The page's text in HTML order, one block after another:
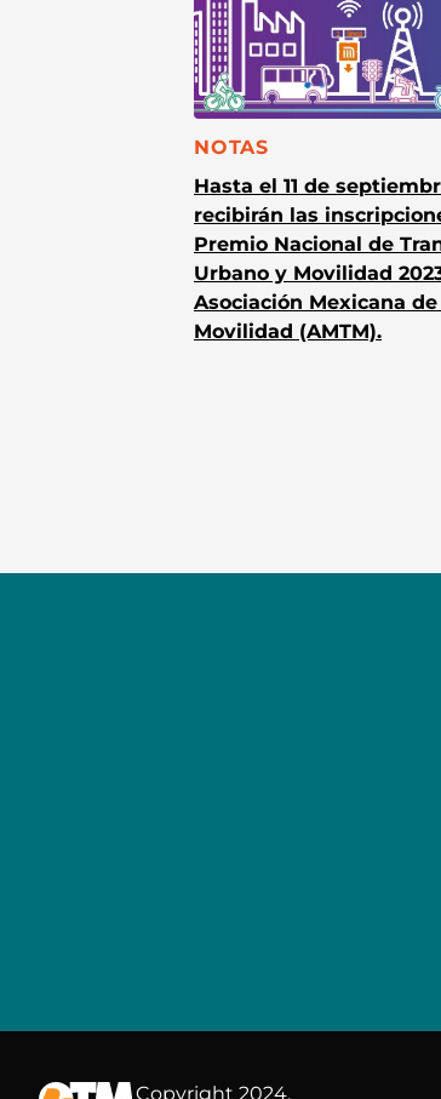
CATEGORÍA:
NOTAS
Hasta el 11 de
recibirán las
Premio Nacional de
Urbano y Movilidad
Asociación Mexicana
Movilidad (AMTM).
Copyright 2024.